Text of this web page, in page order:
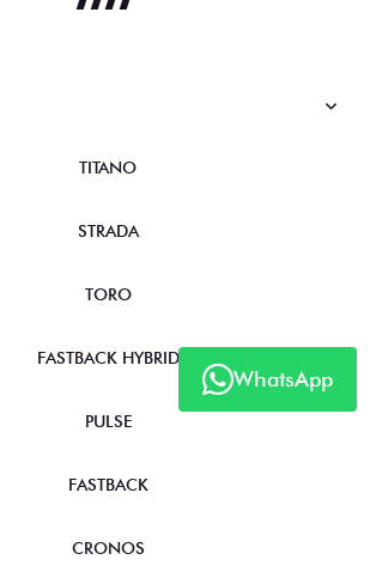
WhatsApp
TITANO
STRADA
TORO
FASTBACK HYBRID
PULSE
FASTBACK
CRONOS